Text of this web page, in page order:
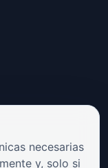
necesarias
y, solo si